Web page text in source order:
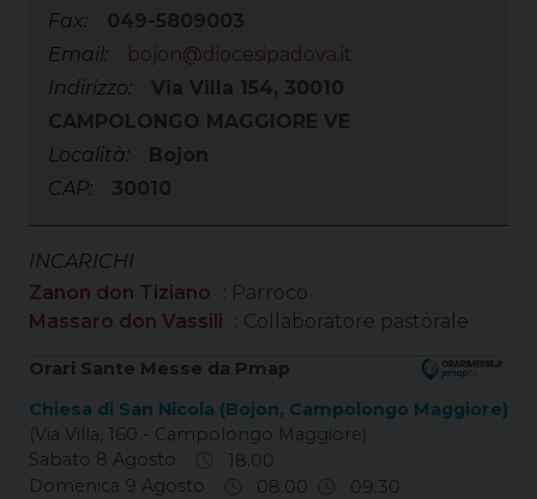
Fax:
049-5809003
Email:
bojon@diocesipadova.it
Indirizzo:
Via Villa 154, 30010
CAMPOLONGO MAGGIORE VE
Località:
Bojon
CAP:
30010
INCARICHI
Zanon don Tiziano
: Parroco
Massaro don Vassili
: Collaboratore pastorale
Orari Sante Messe da Pmap
Chiesa di San Nicola (Bojon, Campolongo Maggiore)
(Via Villa, 160 - Campolongo Maggiore)
Sabato 8 Agosto
18.00
Domenica 9 Agosto
08.00
09.30